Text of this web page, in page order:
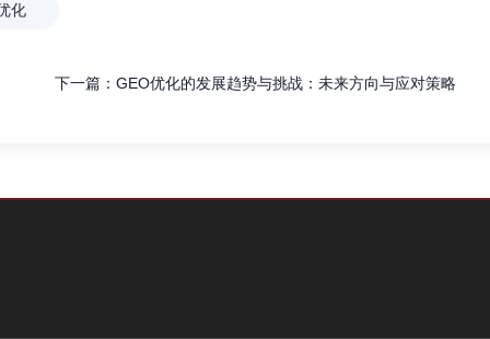
化
下一篇： GEO优化的发展趋势与挑战：未来方向与应对策略